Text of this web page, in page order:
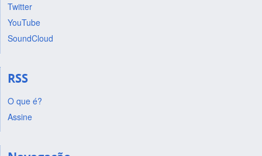
Twitter
YouTube
SoundCloud
RSS
O que é?
Assine